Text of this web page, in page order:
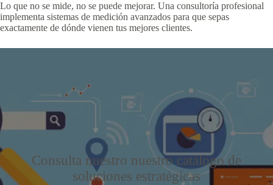
Lo que no se mide, no se puede mejorar. Una consultoría profesional
implementa sistemas de medición avanzados para que sepas
exactamente de dónde vienen tus mejores clientes.
Consulta nuestro nuestro catálogo de
soluciones estratégicas